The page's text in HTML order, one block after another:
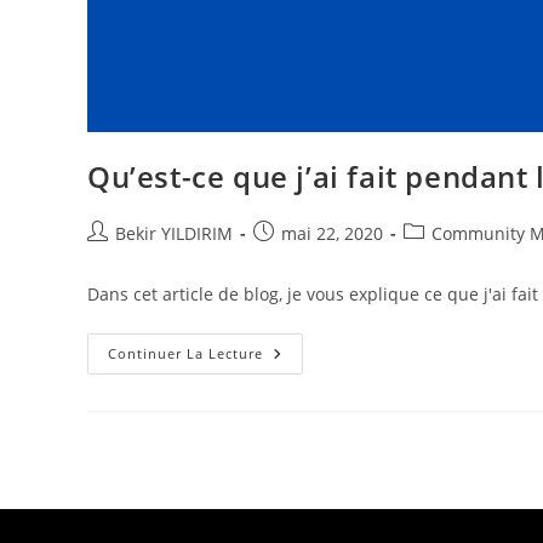
Qu’est-ce que j’ai fait
Auteur/autrice
publication :
Bekir YILDIRIM
Publication
mai 22, 2020
PostCommunity
Dans cet article de blog, je vous explique ce que j'ai
Continuer La Lecture Qu’est-
Ce